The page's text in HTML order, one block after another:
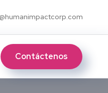
Contáctenos